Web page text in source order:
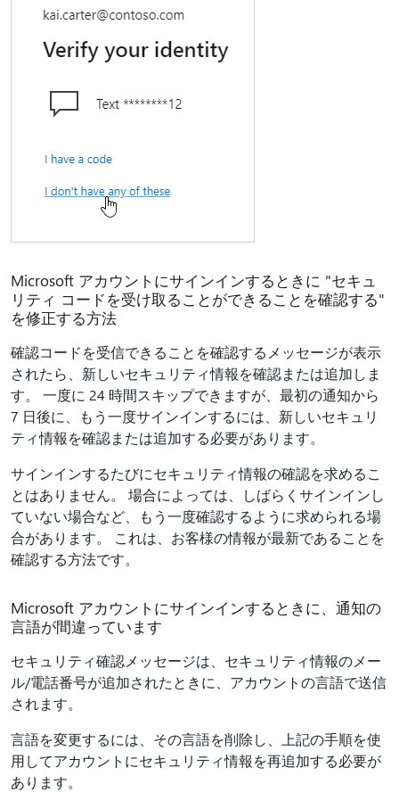
Microsoft アカウントにサインインするときに "セキュ
リティ コードを受け取ることができることを確認する"
を修正する方法
確認コードを受信できることを確認するメッセージが表示
されたら、新しいセキュリティ情報を確認または追加しま
す。 一度に 24 時間スキップできますが、最初の通知から
7 日後に、もう一度サインインするには、新しいセキュリ
ティ情報を確認または追加する必要があります。
サインインするたびにセキュリティ情報の確認を求めるこ
とはありません。 場合によっては、しばらくサインインし
ていない場合など、もう一度確認するように求められる場
合があります。 これは、お客様の情報が最新であることを
確認する方法です。
Microsoft アカウントにサインインするときに、通知の
言語が間違っています
セキュリティ確認メッセージは、セキュリティ情報のメー
ル/電話番号が追加されたときに、アカウントの言語で送信
されます。
言語を変更するには、その言語を削除し、上記の手順を使
用してアカウントにセキュリティ情報を再追加する必要が
あります。